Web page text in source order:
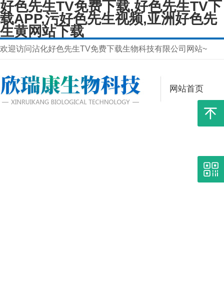
好色先生TV免费下载,好色先生TV下
载APP,污好色先生视频,亚洲好色先
生黄网站下载
欢迎访问沾化好色先生TV免费下载生物科技有限公司网站~
网站首页